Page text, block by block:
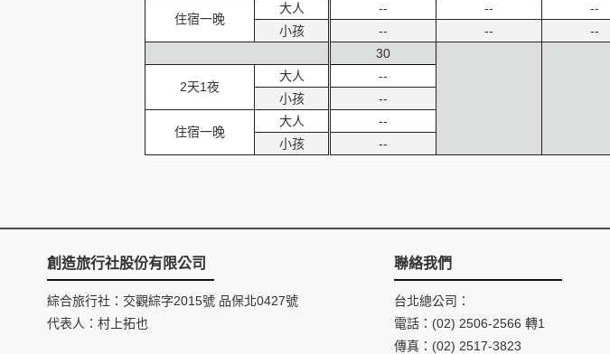
住宿一晚
大人
小孩
2天1夜
大人
小孩
住宿一晚
大人
小孩
--
--
--
--
--
--
30
--
--
--
--
創造旅行社股份有限公司
綜合旅行社：交觀綜字2015號 品保北0427號
代表人：村上拓也
聯絡我們
台北總公司：
電話：(02) 2506-2566 轉1
傳真：(02) 2517-3823